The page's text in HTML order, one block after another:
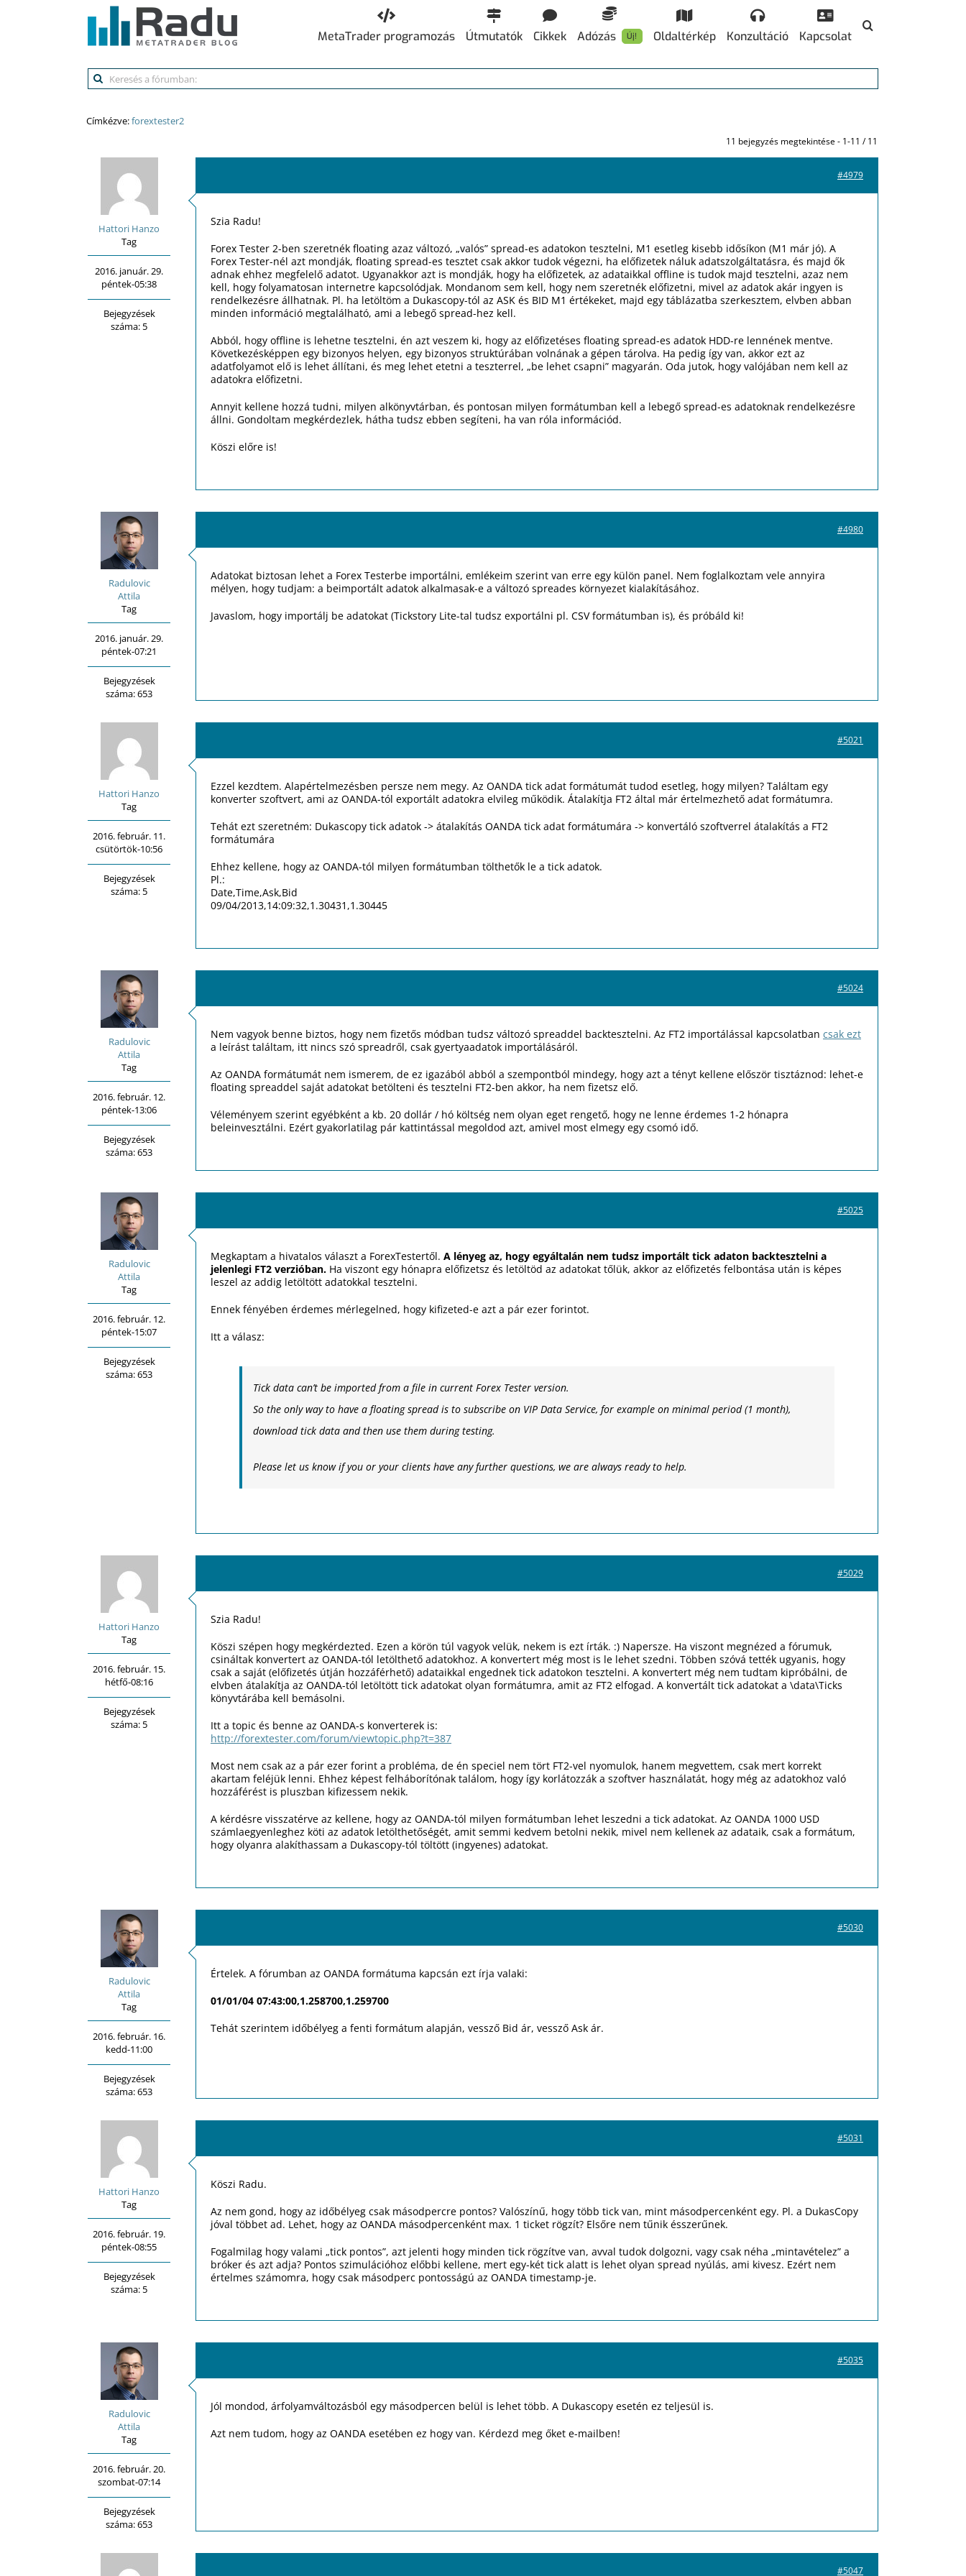
MetaTrader programozás Útmutatók Cikkek Adózás Új! Oldaltérkép Konzultáció Kapcsolat
Címkézve:forextester2
11 bejegyzés megtekintése - 1-11 / 11
Hattori Hanzo
Tag
2016. január. 29.
péntek-05:38
Bejegyzések
száma: 5
#4979
Szia Radu!
Forex Tester 2-ben szeretnék floating azaz változó, „valós” spread-es adatokon tesztelni, M1 esetleg kisebb idősíkon (M1 már jó). A
Forex Tester-nél azt mondják, floating spread-es tesztet csak akkor tudok végezni, ha előfizetek náluk adatszolgáltatásra, és majd ők
adnak ehhez megfelelő adatot. Ugyanakkor azt is mondják, hogy ha előfizetek, az adataikkal offline is tudok majd tesztelni, azaz nem
kell, hogy folyamatosan internetre kapcsolódjak. Mondanom sem kell, hogy nem szeretnék előfizetni, mivel az adatok akár ingyen is
rendelkezésre állhatnak. Pl. ha letöltöm a Dukascopy-tól az ASK és BID M1 értékeket, majd egy táblázatba szerkesztem, elvben abban
minden információ megtalálható, ami a lebegő spread-hez kell.
Abból, hogy offline is lehetne tesztelni, én azt veszem ki, hogy az előfizetéses floating spread-es adatok HDD-re lennének mentve.
Következésképpen egy bizonyos helyen, egy bizonyos struktúrában volnának a gépen tárolva. Ha pedig így van, akkor ezt az
adatfolyamot elő is lehet állítani, és meg lehet etetni a teszterrel, „be lehet csapni” magyarán. Oda jutok, hogy valójában nem kell az
adatokra előfizetni.
Annyit kellene hozzá tudni, milyen alkönyvtárban, és pontosan milyen formátumban kell a lebegő spread-es adatoknak rendelkezésre
állni. Gondoltam megkérdezlek, hátha tudsz ebben segíteni, ha van róla információd.
Köszi előre is!
Radulovic
Attila
Tag
2016. január. 29.
péntek-07:21
Bejegyzések
száma: 653
#4980
Adatokat biztosan lehet a Forex Testerbe importálni, emlékeim szerint van erre egy külön panel. Nem foglalkoztam vele annyira
mélyen, hogy tudjam: a beimportált adatok alkalmasak-e a változó spreades környezet kialakításához.
Javaslom, hogy importálj be adatokat (Tickstory Lite-tal tudsz exportálni pl. CSV formátumban is), és próbáld ki!
Hattori Hanzo
Tag
2016. február. 11.
csütörtök-10:56
Bejegyzések
száma: 5
#5021
Ezzel kezdtem. Alapértelmezésben persze nem megy. Az OANDA tick adat formátumát tudod esetleg, hogy milyen? Találtam egy
konverter szoftvert, ami az OANDA-tól exportált adatokra elvileg működik. Átalakítja FT2 által már értelmezhető adat formátumra.
Tehát ezt szeretném: Dukascopy tick adatok -> átalakítás OANDA tick adat formátumára -> konvertáló szoftverrel átalakítás a FT2
formátumára
Ehhez kellene, hogy az OANDA-tól milyen formátumban tölthetők le a tick adatok.
Pl.:
Date,Time,Ask,Bid
09/04/2013,14:09:32,1.30431,1.30445
Radulovic
Attila
Tag
2016. február. 12.
péntek-13:06
Bejegyzések
száma: 653
#5024
Nem vagyok benne biztos, hogy nem fizetős módban tudsz változó spreaddel backtesztelni. Az FT2 importálással kapcsolatban csak ezt
a leírást találtam, itt nincs szó spreadről, csak gyertyaadatok importálásáról.
Az OANDA formátumát nem ismerem, de ez igazából abból a szempontból mindegy, hogy azt a tényt kellene először tisztáznod: lehet-e
floating spreaddel saját adatokat betölteni és tesztelni FT2-ben akkor, ha nem fizetsz elő.
Véleményem szerint egyébként a kb. 20 dollár / hó költség nem olyan eget rengető, hogy ne lenne érdemes 1-2 hónapra
beleinvesztálni. Ezért gyakorlatilag pár kattintással megoldod azt, amivel most elmegy egy csomó idő.
Radulovic
Attila
Tag
2016. február. 12.
péntek-15:07
Bejegyzések
száma: 653
#5025
Megkaptam a hivatalos választ a ForexTestertől. A lényeg az, hogy egyáltalán nem tudsz importált tick adaton backtesztelni a
jelenlegi FT2 verzióban. Ha viszont egy hónapra előfizetsz és letöltöd az adatokat tőlük, akkor az előfizetés felbontása után is képes
leszel az addig letöltött adatokkal tesztelni.
Ennek fényében érdemes mérlegelned, hogy kifizeted-e azt a pár ezer forintot.
Itt a válasz:
Tick data can’t be imported from a file in current Forex Tester version.
So the only way to have a floating spread is to subscribe on VIP Data Service, for example on minimal period (1 month),
download tick data and then use them during testing.
Please let us know if you or your clients have any further questions, we are always ready to help.
Hattori Hanzo
Tag
2016. február. 15.
hétfő-08:16
Bejegyzések
száma: 5
#5029
Szia Radu!
Köszi szépen hogy megkérdezted. Ezen a körön túl vagyok velük, nekem is ezt írták. :) Napersze. Ha viszont megnézed a fórumuk,
csináltak konvertert az OANDA-tól letölthető adatokhoz. A konvertert még most is le lehet szedni. Többen szóvá tették ugyanis, hogy
csak a saját (előfizetés útján hozzáférhető) adataikkal engednek tick adatokon tesztelni. A konvertert még nem tudtam kipróbálni, de
elvben átalakítja az OANDA-tól letöltött tick adatokat olyan formátumra, amit az FT2 elfogad. A konvertált tick adatokat a \data\Ticks
könyvtárába kell bemásolni.
Itt a topic és benne az OANDA-s konverterek is:
http://forextester.com/forum/viewtopic.php?t=387
Most nem csak az a pár ezer forint a probléma, de én speciel nem tört FT2-vel nyomulok, hanem megvettem, csak mert korrekt
akartam feléjük lenni. Ehhez képest felháborítónak találom, hogy így korlátozzák a szoftver használatát, hogy még az adatokhoz való
hozzáférést is pluszban kifizessem nekik.
A kérdésre visszatérve az kellene, hogy az OANDA-tól milyen formátumban lehet leszedni a tick adatokat. Az OANDA 1000 USD
számlaegyenleghez köti az adatok letölthetőségét, amit semmi kedvem betolni nekik, mivel nem kellenek az adataik, csak a formátum,
hogy olyanra alakíthassam a Dukascopy-tól töltött (ingyenes) adatokat.
Radulovic
Attila
Tag
2016. február. 16.
kedd-11:00
Bejegyzések
száma: 653
#5030
Értelek. A fórumban az OANDA formátuma kapcsán ezt írja valaki:
01/01/04 07:43:00,1.258700,1.259700
Tehát szerintem időbélyeg a fenti formátum alapján, vessző Bid ár, vessző Ask ár.
Hattori Hanzo
Tag
2016. február. 19.
péntek-08:55
Bejegyzések
száma: 5
#5031
Köszi Radu.
Az nem gond, hogy az időbélyeg csak másodpercre pontos? Valószínű, hogy több tick van, mint másodpercenként egy. Pl. a DukasCopy
jóval többet ad. Lehet, hogy az OANDA másodpercenként max. 1 ticket rögzít? Elsőre nem tűnik ésszerűnek.
Fogalmilag hogy valami „tick pontos”, azt jelenti hogy minden tick rögzítve van, avval tudok dolgozni, vagy csak néha „mintavételez” a
bróker és azt adja? Pontos szimulációhoz előbbi kellene, mert egy-két tick alatt is lehet olyan spread nyúlás, ami kivesz. Ezért nem
értelmes számomra, hogy csak másodperc pontosságú az OANDA timestamp-je.
Radulovic
Attila
Tag
2016. február. 20.
szombat-07:14
Bejegyzések
száma: 653
#5035
Jól mondod, árfolyamváltozásból egy másodpercen belül is lehet több. A Dukascopy esetén ez teljesül is.
Azt nem tudom, hogy az OANDA esetében ez hogy van. Kérdezd meg őket e-mailben!
#5047